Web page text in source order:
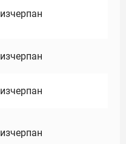
изчерпан
изчерпан
изчерпан
изчерпан